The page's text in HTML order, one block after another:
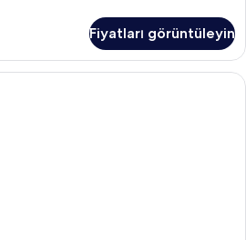
Fiyatları görüntüleyin